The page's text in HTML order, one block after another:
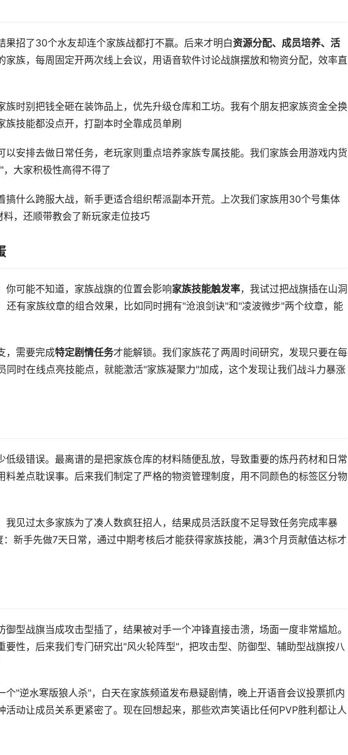
果招了30个水友却连个家族战都打不赢。后来才明白资源分配、成员培养、活
家族，每周固定开两次线上会议，用语音软件讨论战旗摆放和物资分配，效率直
族时别把钱全砸在装饰品上，优先升级仓库和工坊。我有个朋友把家族资金全换
族技能都没点开，打副本时全靠成员单刷
以安排去做日常任务，老玩家则重点培养家族专属技能。我们家族会用游戏内货
大家积极性高得不得了
搞什么跨服大战，新手更适合组织帮派副本开荒。上次我们家族用30个号集体
，还顺带教会了新玩家走位技巧
你可能不知道，家族战旗的位置会影响家族技能触发率，我试过把战旗插在山洞
还有家族纹章的组合效果，比如同时拥有"沧浪剑诀"和"凌波微步"两个纹章，能
，需要完成特定剧情任务才能解锁。我们家族花了两周时间研究，发现只要在每
同时在线点亮技能点，就能激活"家族凝聚力"加成，这个发现让我们战斗力暴涨
低级错误。最离谱的是把家族仓库的材料随便乱放，导致重要的炼丹药材和日常
料差点耽误事。后来我们制定了严格的物资管理制度，用不同颜色的标签区分物
我见过太多家族为了凑人数疯狂招人，结果成员活跃度不足导致任务完成率暴
新手先做7天日常，通过中期考核后才能获得家族技能，满3个月贡献值达标才
型战旗当成攻击型插了，结果被对手一个冲锋直接击溃，场面一度非常尴尬。
要性，后来我们专门研究出"风火轮阵型"，把攻击型、防御型、辅助型战旗按八
个"逆水寒版狼人杀"，白天在家族频道发布悬疑剧情，晚上开语音会议投票抓内
活动让成员关系更紧密了。现在回想起来，那些欢声笑语比任何PVP胜利都让人